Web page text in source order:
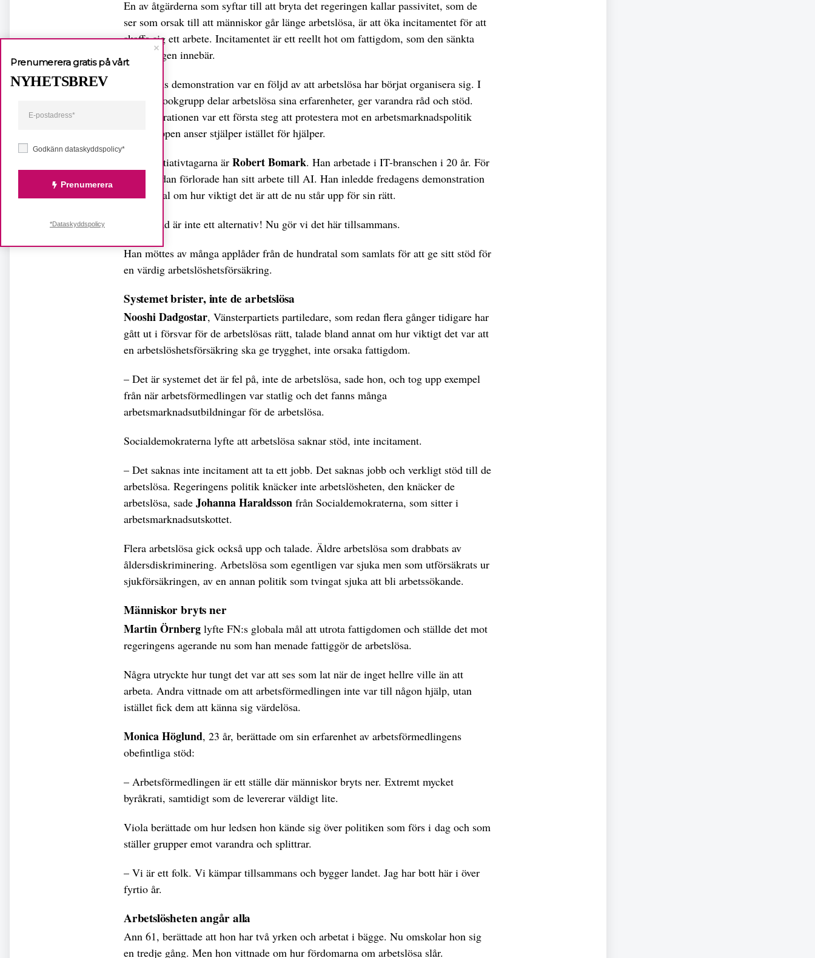
En av åtgärderna som syftar till att bryta det regeringen kallar passivitet, som de
ser som orsak till att människor går länge arbetslösa, är att öka incitamentet för att
skaffa sig ett arbete. Incitamentet är ett reellt hot om fattigdom, som den sänkta
ersättningen innebär.
Fredagens demonstration var en följd av att arbetslösa har börjat organisera sig. I
en Facebookgrupp delar arbetslösa sina erfarenheter, ger varandra råd och stöd.
Demonstrationen var ett första steg att protestera mot en arbetsmarknadspolitik
som gruppen anser stjälper istället för hjälper.
En av initiativtagarna är Robert Bomark. Han arbetade i IT-branschen i 20 år. För
två år sedan förlorade han sitt arbete till AI. Han inledde fredagens demonstration
med ett tal om hur viktigt det är att de nu står upp för sin rätt.
– Tystnad är inte ett alternativ! Nu gör vi det här tillsammans.
Han möttes av många applåder från de hundratal som samlats för att ge sitt stöd för
en värdig arbetslöshetsförsäkring.
Systemet brister, inte de arbetslösa
Nooshi Dadgostar, Vänsterpartiets partiledare, som redan flera gånger tidigare har
gått ut i försvar för de arbetslösas rätt, talade bland annat om hur viktigt det var att
en arbetslöshetsförsäkring ska ge trygghet, inte orsaka fattigdom.
– Det är systemet det är fel på, inte de arbetslösa, sade hon, och tog upp exempel
från när arbetsförmedlingen var statlig och det fanns många
arbetsmarknadsutbildningar för de arbetslösa.
Socialdemokraterna lyfte att arbetslösa saknar stöd, inte incitament.
– Det saknas inte incitament att ta ett jobb. Det saknas jobb och verkligt stöd till de
arbetslösa. Regeringens politik knäcker inte arbetslösheten, den knäcker de
arbetslösa, sade Johanna Haraldsson från Socialdemokraterna, som sitter i
arbetsmarknadsutskottet.
Flera arbetslösa gick också upp och talade. Äldre arbetslösa som drabbats av
åldersdiskriminering. Arbetslösa som egentligen var sjuka men som utförsäkrats ur
sjukförsäkringen, av en annan politik som tvingat sjuka att bli arbetssökande.
Människor bryts ner
Martin Örnberg lyfte FN:s globala mål att utrota fattigdomen och ställde det mot
regeringens agerande nu som han menade fattiggör de arbetslösa.
Några utryckte hur tungt det var att ses som lat när de inget hellre ville än att
arbeta. Andra vittnade om att arbetsförmedlingen inte var till någon hjälp, utan
istället fick dem att känna sig värdelösa.
Monica Höglund, 23 år, berättade om sin erfarenhet av arbetsförmedlingens
obefintliga stöd:
– Arbetsförmedlingen är ett ställe där människor bryts ner. Extremt mycket
byråkrati, samtidigt som de levererar väldigt lite.
Viola berättade om hur ledsen hon kände sig över politiken som förs i dag och som
ställer grupper emot varandra och splittrar.
– Vi är ett folk. Vi kämpar tillsammans och bygger landet. Jag har bott här i över
fyrtio år.
Arbetslösheten angår alla
Ann 61, berättade att hon har två yrken och arbetat i bägge. Nu omskolar hon sig
en tredje gång. Men hon vittnade om hur fördomarna om arbetslösa slår.
Godkänn dataskyddspolicy*
Prenumerera
Prenumerera gratis på vårt
NYHETSBREV
*Dataskyddspolicy